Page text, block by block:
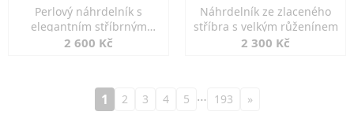
Perlový náhrdelník s
elegantním stříbrným
zapínáním
2 600 Kč
Náhrdelník ze zlaceného
stříbra s velkým růženínem
2 300 Kč
1 2 3 4 5 … 193 »